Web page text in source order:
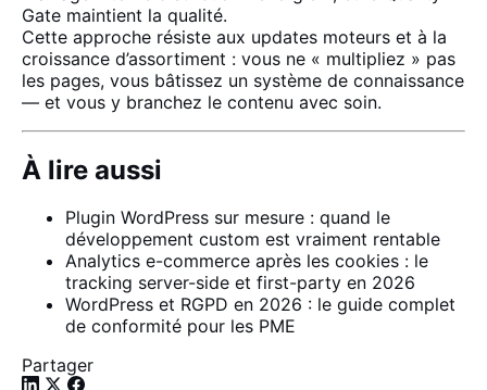
Gate maintient la qualité.
Cette approche résiste aux updates moteurs et à la
croissance d’assortiment : vous ne « multipliez » pas
les pages, vous bâtissez un système de connaissance
— et vous y branchez le contenu avec soin.
À lire aussi
Plugin WordPress sur mesure : quand le
développement custom est vraiment rentable
Analytics e-commerce après les cookies : le
tracking server-side et first-party en 2026
WordPress et RGPD en 2026 : le guide complet
de conformité pour les PME
Partager